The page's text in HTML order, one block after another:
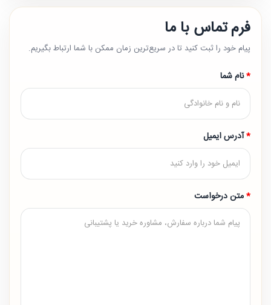
فرم تماس با ما
پیام خود را ثبت کنید تا در سریع‌ترین زمان ممکن با شما ارتباط بگیریم.
نام شما
آدرس ایمیل
متن درخواست